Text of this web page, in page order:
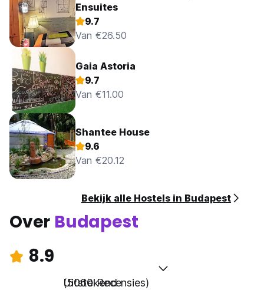
Ensuites
9.7
Van €26.50
Gaia Astoria
9.7
Van €11.00
Shantee House
9.6
Van €20.12
Bekijk alle Hostels in Budapest
Over Budapest
8.9
Uitstekend
(5060 Recensies)